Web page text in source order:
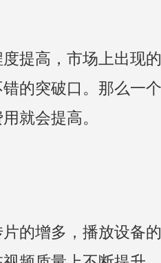
提高，市场上出现
的突破口。那么一
就会提高。
的增多，播放设备